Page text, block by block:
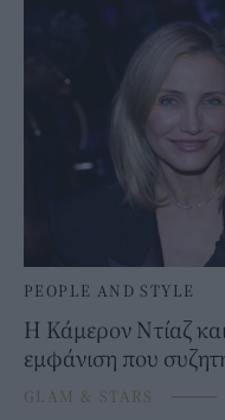
PEOPLE AND STYLE
Η Κάμερον Ντίαζ
εμφάνιση που
GLAM & STARS ⸻